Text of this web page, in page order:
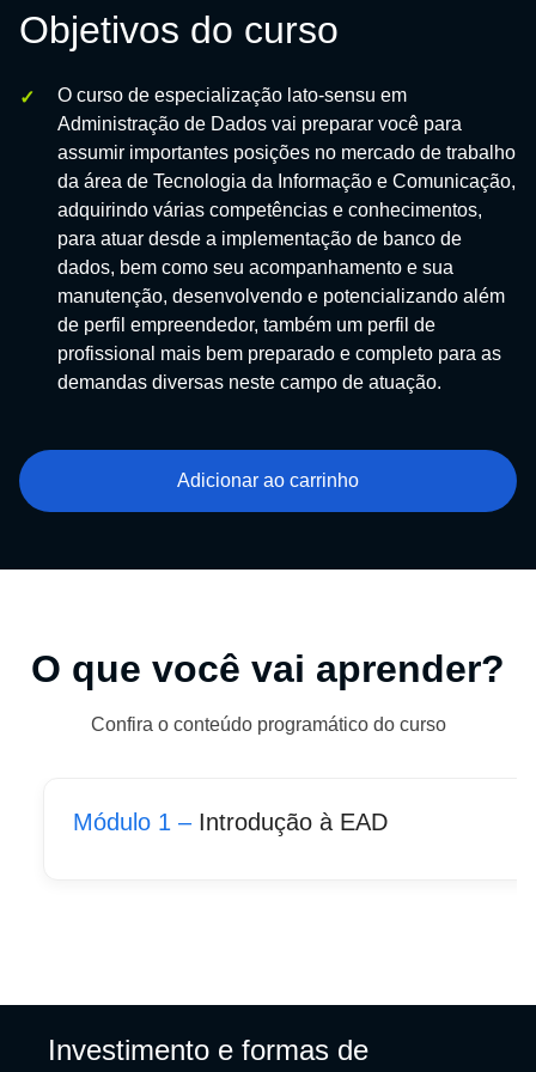
Objetivos do curso
O curso de especialização lato-sensu em
Administração de Dados vai preparar você para
assumir importantes posições no mercado de trabalho
da área de Tecnologia da Informação e Comunicação,
adquirindo várias competências e conhecimentos,
para atuar desde a implementação de banco de
dados, bem como seu acompanhamento e sua
manutenção, desenvolvendo e potencializando além
de perfil empreendedor, também um perfil de
profissional mais bem preparado e completo para as
demandas diversas neste campo de atuação.
Adicionar ao carrinho
O que você vai aprender?
Confira o conteúdo programático do curso
Módulo 1 – Introdução à EAD
Investimento e formas de